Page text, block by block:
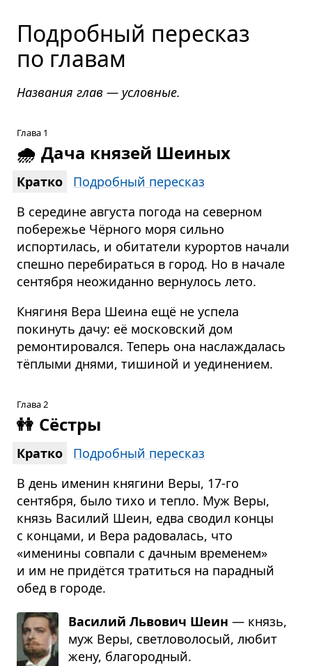
Подробный пересказ
по главам
Названия глав — условные.
Глава 1
🌧️ Дача князей Шеиных
Кратко
Подробный пересказ
В середине августа погода на северном
побережье Чёрного моря сильно
испортилась, и обитатели курортов начали
спешно перебираться в город. Но в начале
сентября неожиданно вернулось лето.
Княгиня Вера Шеина ещё не успела
покинуть дачу: её московский дом
ремонтировался. Теперь она наслаждалась
тёплыми днями, тишиной и уединением.
Глава 2
👭 Сёстры
Кратко
Подробный пересказ
В день именин княгини Веры, 17-го
сентября, было тихо и тепло. Муж Веры,
князь Василий Шеин, едва сводил концы
с концами, и Вера радовалась, что
«именины совпали с дачным временем»
и им не придётся тратиться на парадный
обед в городе.
Василий Львович Шеин — князь,
муж Веры, свет­ло­во­ло­сый, любит
жену, бла­го­род­ный.